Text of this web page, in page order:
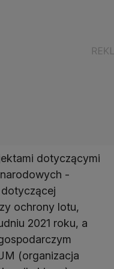
dotyczącymi
-
dotyczącej
ochrony lotu,
2021 roku, a
(organizacja